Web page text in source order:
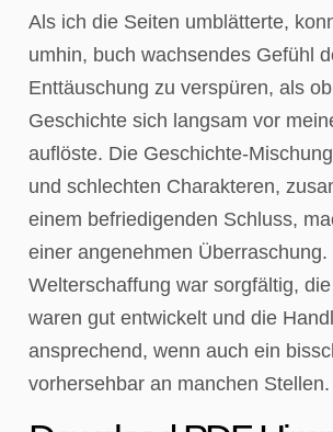
Als ich die Seiten umblätterte,
umhin, buch wachsendes Gefühl
Enttäuschung zu verspüren, als
Geschichte sich langsam vor
auflöste. Die Geschichte-
und schlechten Charakteren,
einem befriedigenden Schluss,
einer angenehmen Überraschung.
Welterschaffung war sorgfältig,
waren gut entwickelt und die
ansprechend, wenn auch ein
vorhersehbar an manchen Stellen.